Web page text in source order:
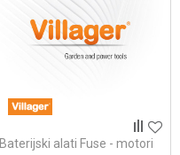
Baterijski alati Fuse - motori